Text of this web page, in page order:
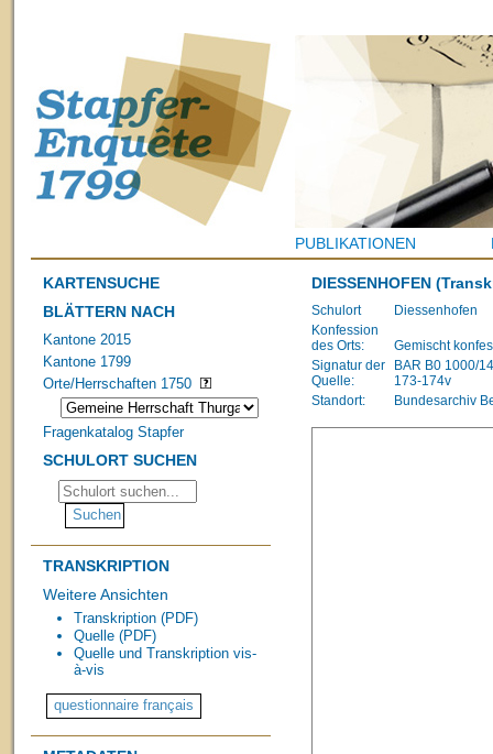
PUBLIKATIONEN
KARTENSUCHE
BLÄTTERN NACH
Kantone 2015
Kantone 1799
Orte/Herrschaften 1750
Fragenkatalog Stapfer
SCHULORT SUCHEN
TRANSKRIPTION
Weitere Ansichten
Transkription (PDF)
Quelle (PDF)
Quelle und Transkription vis-
à-vis
DIESSENHOFEN
Schulort
Diessenhofen
Konfession
des Orts:
Gemischt
Signatur der
Quelle:
BAR B0 1000/
173-174v
Standort:
Bundesarchiv